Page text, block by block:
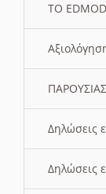
ΤΟ
Δηλώσεις
Δηλώσεις